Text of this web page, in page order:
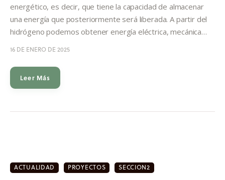
energético, es decir, que tiene la capacidad de almacenar
una energía que posteriormente será liberada. A partir del
hidrógeno podemos obtener energía eléctrica, mecánica…
16 DE ENERO DE 2025
Leer Más
ACTUALIDAD PROYECTOS SECCION2